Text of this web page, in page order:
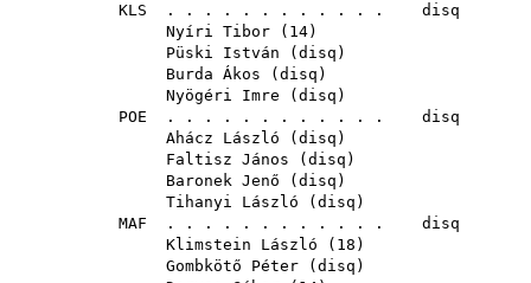
KLS . . . . . . . . . . . . disq
Nyíri Tibor ( 14)
Püski István ( disq )
Burda Ákos ( disq )
Nyögéri Imre ( disq )
POE . . . . . . . . . . . . disq
Ahácz László ( disq )
Faltisz János ( disq )
Baronek Jenő ( disq )
Tihanyi László ( disq )
MAF . . . . . . . . . . . . disq
Klimstein László ( 18 )
Gombkötő Péter ( disq )